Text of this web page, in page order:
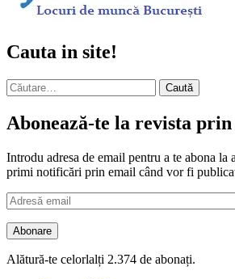
Cauta in site!
Caută
după:
Abonează-te la revista
Introdu adresa de email pentru a te abona la
primi notificări prin email când vor fi
Adresă
email
Abonare
Alătură-te celorlalți 2.374 de abonați.